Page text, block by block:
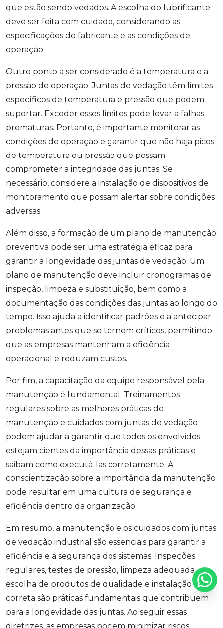
que estão sendo vedados. A escolha do lubrificante
deve ser feita com cuidado, considerando as
especificações do fabricante e as condições de
operação.
Outro ponto a ser considerado é a temperatura e a
pressão de operação. Juntas de vedação têm limites
específicos de temperatura e pressão que podem
suportar. Exceder esses limites pode levar a falhas
prematuras. Portanto, é importante monitorar as
condições de operação e garantir que não haja picos
de temperatura ou pressão que possam
comprometer a integridade das juntas. Se
necessário, considere a instalação de dispositivos de
monitoramento que possam alertar sobre condições
adversas.
Além disso, a formação de um plano de manutenção
preventiva pode ser uma estratégia eficaz para
garantir a longevidade das juntas de vedação. Um
plano de manutenção deve incluir cronogramas de
inspeção, limpeza e substituição, bem como a
documentação das condições das juntas ao longo do
tempo. Isso ajuda a identificar padrões e a antecipar
problemas antes que se tornem críticos, permitindo
que as empresas mantenham a eficiência
operacional e reduzam custos.
Por fim, a capacitação da equipe responsável pela
manutenção é fundamental. Treinamentos
regulares sobre as melhores práticas de
manutenção e cuidados com juntas de vedação
podem ajudar a garantir que todos os envolvidos
estejam cientes da importância dessas práticas e
saibam como executá-las corretamente. A
conscientização sobre a importância da manutenção
pode resultar em uma cultura de segurança e
eficiência dentro da organização.
Em resumo, a manutenção e os cuidados com juntas
de vedação industrial são essenciais para garantir a
eficiência e a segurança dos sistemas. Inspeções
regulares, testes de pressão, limpeza adequada,
escolha de produtos de qualidade e instalação
correta são práticas fundamentais que contribuem
para a longevidade das juntas. Ao seguir essas
diretrizes, as empresas podem minimizar riscos,